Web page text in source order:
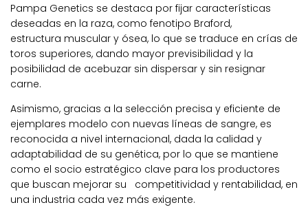
Pampa Genetics se destaca por fijar características
deseadas en la raza, como fenotipo Braford,
estructura muscular y ósea, lo que se traduce en crías de
toros superiores, dando mayor previsibilidad y la
posibilidad de acebuzar sin dispersar y sin resignar
carne.
Asimismo, gracias a la selección precisa y eficiente de
ejemplares modelo con nuevas líneas de sangre, es
reconocida a nivel internacional, dada la calidad y
adaptabilidad de su genética, por lo que se mantiene
como el socio estratégico clave para los productores
que buscan mejorar su competitividad y rentabilidad, en
una industria cada vez más exigente.